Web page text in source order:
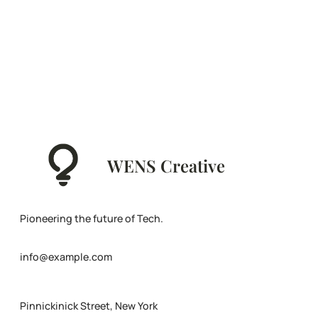
WENS Creative
Pioneering the future of Tech.
info@example.com
Pinnickinick Street, New York